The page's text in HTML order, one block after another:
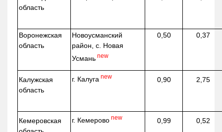
область
Воронежская
область
Новоусманский
район, с. Новая
Усмань new
0,50 0,37
Калужская
область
г. Калуга new 0,90 2,75
Кемеровская
г. Кемерово new 0,99 0,52